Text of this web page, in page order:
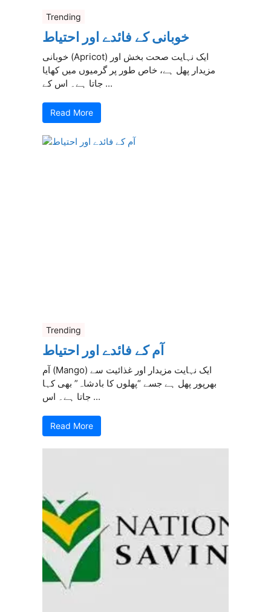
Trending
خوبانی کے فائدے اور احتیاط
خوبانی (Apricot) ایک نہایت صحت بخش اور
مزیدار پھل ہے، خاص طور پر گرمیوں میں کھایا
جاتا ہے۔ اس کے ...
Read More
Trending
آم کے فائدے اور احتیاط
آم (Mango) ایک نہایت مزیدار اور غذائیت سے
بھرپور پھل ہے جسے “پھلوں کا بادشاہ” بھی کہا
جاتا ہے۔ اس ...
Read More